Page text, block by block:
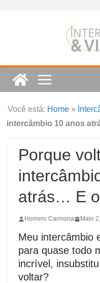
Você está: Home »
intercâmbio 10 anos
Porque
atrás… E
Homero Carmona Maio
Meu intercâmbio
para quase todo
incrível,
voltar?